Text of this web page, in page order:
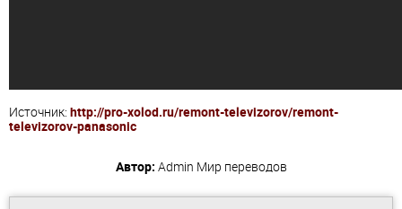
Источник: http://pro-xolod.ru/remont-televizorov/remont-
televizorov-panasonic
Автор: Admin Мир переводов